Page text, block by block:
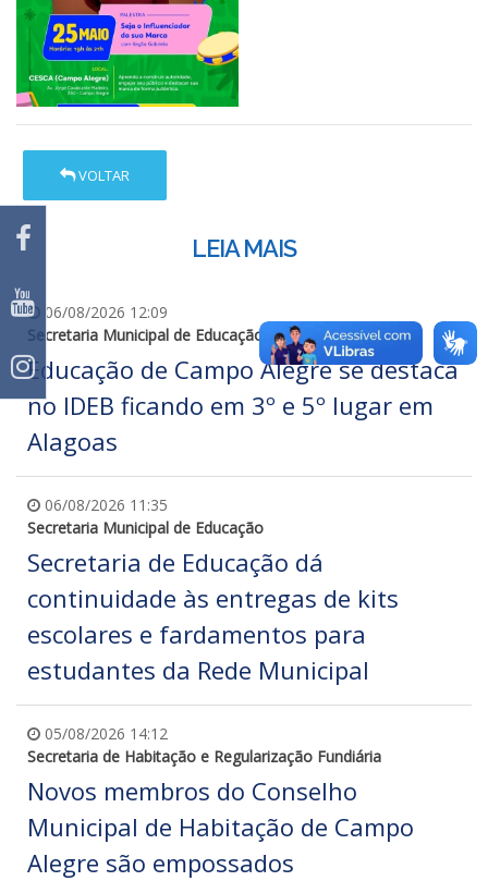
VOLTAR
LEIA MAIS
06/08/2026 12:09
Secretaria Municipal de Educação
Educação de Campo Alegre se destaca
no IDEB ficando em 3º e 5º lugar em
Alagoas
06/08/2026 11:35
Secretaria Municipal de Educação
Secretaria de Educação dá
continuidade às entregas de kits
escolares e fardamentos para
estudantes da Rede Municipal
05/08/2026 14:12
Secretaria de Habitação e Regularização Fundiária
Novos membros do Conselho
Municipal de Habitação de Campo
Alegre são empossados